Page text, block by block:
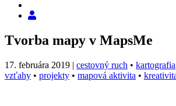
Tvorba mapy v MapsMe
17. februára 2019 | cestovný ruch • kartografia
vzťahy • projekty • mapová aktivita •